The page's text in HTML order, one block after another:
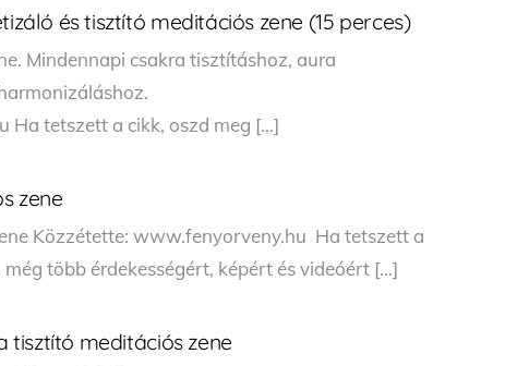
és tisztító meditációs zene (15 perces)
Mindennapi csakra tisztításhoz, aura
Ha tetszett a cikk, oszd meg […]
zene
Közzétette: www.fenyorveny.hu Ha tetszett a
még több érdekességért, képért és videóért […]
tisztító meditációs zene